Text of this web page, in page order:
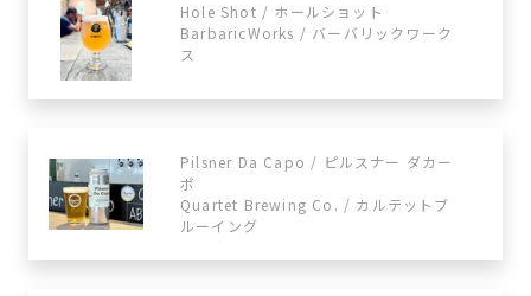
Hole Shot / ホールショット
BarbaricWorks / バーバリックワーク
ス
Pilsner Da Capo / ピルスナー ダカー
ポ
Quartet Brewing Co. / カルテットブ
ルーイング